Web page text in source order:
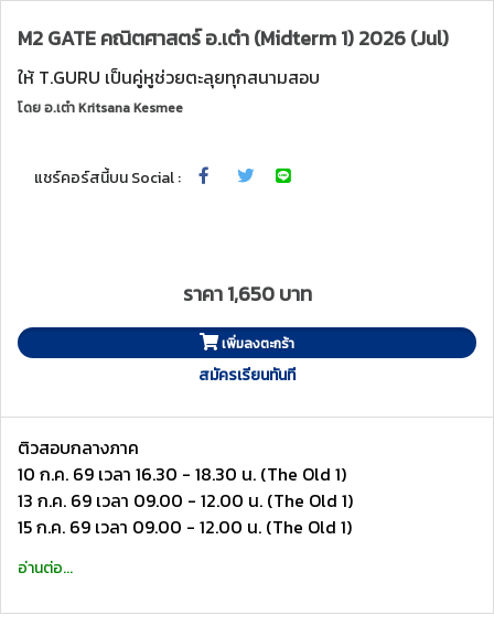
M2 GATE คณิตศาสตร์ อ.เต๋า (Midterm 1) 2026 (Jul)
ให้ T.GURU เป็นคู่หูช่วยตะลุยทุกสนามสอบ
โดยอ.เต๋า Kritsana Kesmee
แชร์คอร์สนี้บน Social :
ราคา 1,650 บาท
เพิ่มลงตะกร้า
สมัครเรียนทันที
ติวสอบกลางภาค
10 ก.ค. 69 เวลา 16.30 - 18.30 น. (The Old 1)
13 ก.ค. 69 เวลา 09.00 - 12.00 น. (The Old 1)
15 ก.ค. 69 เวลา 09.00 - 12.00 น. (The Old 1)
อ่านต่อ...